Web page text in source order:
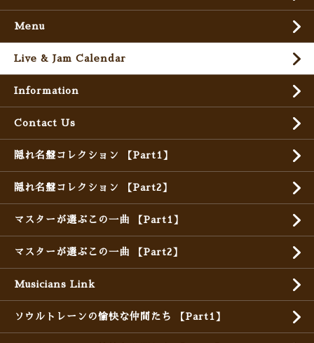
Menu
Live & Jam Calendar
Information
Contact Us
隠れ名盤コレクション 【Part1】
隠れ名盤コレクション 【Part2】
マスターが選ぶこの一曲 【Part1】
マスターが選ぶこの一曲 【Part2】
Musicians Link
ソウルトレーンの愉快な仲間たち 【Part1】